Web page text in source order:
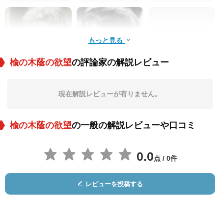
役：Eben's_Mother 役：Fiddler
もっと見る
楡の木蔭の欲望の評論家の解説レビュー
現在解説レビューが有りません。
楡の木蔭の欲望の一般の解説レビューや口コミ
0.0点 / 0件
レビューを投稿する